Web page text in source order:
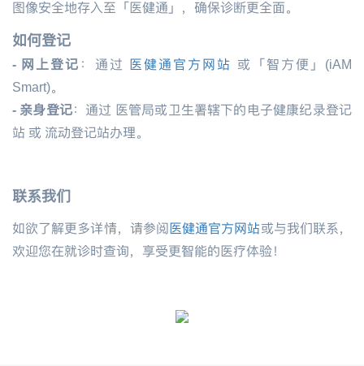
图像安全地存入至「医健通」，确保诊断更全面。
如何登记
- 网上登记 ：通过 医健通官方网站 或「智方便」 (iAM
Smart)。
- 亲身登记：通过 医管局或卫生署辖下的电子健康纪录登记
站 或 流动登记站办理。
联系我们
如欲了解更多详情，请参阅 医健通官方网站或与我们联系，
欢迎您在就诊时查询，享受更智能的医疗体验！